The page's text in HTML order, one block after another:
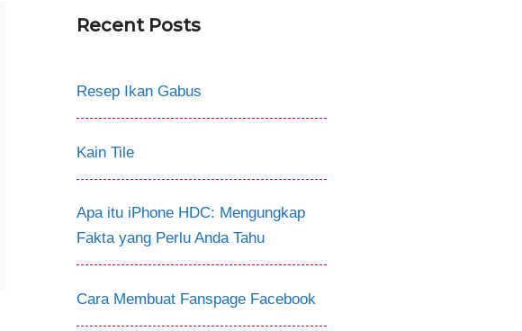
Recent Posts
Resep Ikan Gabus
Kain Tile
Apa itu iPhone HDC: Mengungkap
Fakta yang Perlu Anda Tahu
Cara Membuat Fanspage Facebook